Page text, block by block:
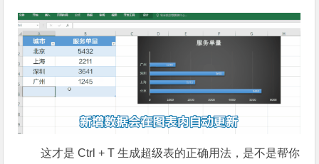
这才是 Ctrl + T 生成超级表的正确用法，是不是帮你